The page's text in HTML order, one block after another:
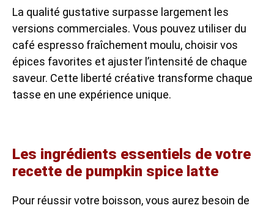
La qualité gustative surpasse largement les
versions commerciales. Vous pouvez utiliser du
café espresso fraîchement moulu, choisir vos
épices favorites et ajuster l’intensité de chaque
saveur. Cette liberté créative transforme chaque
tasse en une expérience unique.
Les ingrédients essentiels de votre
recette de pumpkin spice latte
Pour réussir votre boisson, vous aurez besoin de